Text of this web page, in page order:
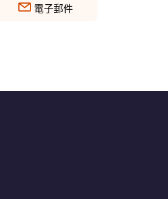
電子郵件